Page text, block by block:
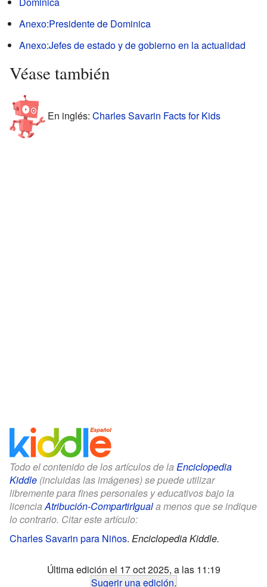
Anexo:Presidente de Dominica
Anexo:Jefes de estado y de gobierno en la actualidad
Véase también
En inglés: Charles Savarin Facts for Kids
Todo el contenido de los artículos de la Enciclopedia
Kiddle (incluidas las imágenes) se puede utilizar
libremente para fines personales y educativos bajo la
licenciaAtribución-CompartirIguala menos que se indique
lo contrario. Citar este artículo:
Charles Savarin para Niños. Enciclopedia Kiddle.
Última edición el 17 oct 2025, a las 11:19
Sugerir una edición.